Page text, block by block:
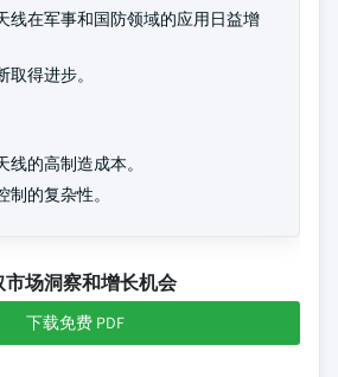
线在军事和国防领域的应用日益增
取得进步。
线的高制造成本。
的复杂性。
市场洞察和增长机会
下载免费 PDF